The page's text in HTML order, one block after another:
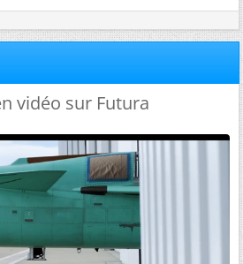
vidéo sur Futura